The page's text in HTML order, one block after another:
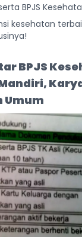
BPJS
kesehatan
BPJS
Umum